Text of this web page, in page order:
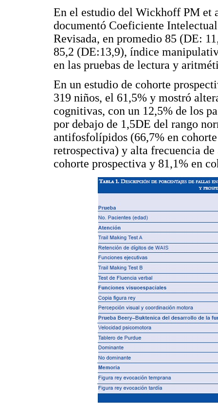
En el estudio del Wickhoff PM et
documentó Coeficiente
Revisada, en promedio 85 (DE:
85,2 (DE:13,9), índice
en las pruebas de lectura y
En un estudio de cohorte
319 niños, el 61,5% y mostró
cognitivas, con un 12,5% de los
por debajo de 1,5DE del rango
antifosfolípidos (66,7% en
retrospectiva) y alta frecuencia
cohorte prospectiva y 81,1% en